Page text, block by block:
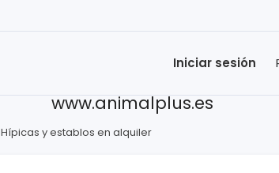
Iniciar sesión
www.animalplus.es
Hípicas y establos en alquiler